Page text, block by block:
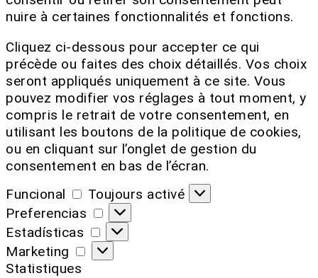
nuire à certaines fonctionnalités et fonctions.
Cliquez ci-dessous pour accepter ce qui
précède ou faites des choix détaillés. Vos choix
seront appliqués uniquement à ce site. Vous
pouvez modifier vos réglages à tout moment, y
compris le retrait de votre consentement, en
utilisant les boutons de la politique de cookies,
ou en cliquant sur l’onglet de gestion du
consentement en bas de l’écran.
Funcional
Toujours activé
Preferencias
Estadísticas
Marketing
Statistiques